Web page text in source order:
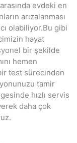
evdeki en
arızalanması
olabiliyor.Bu gibi
hayat
bir şekilde
hemen
test sürecinden
tamir
hızlı servis
daha çok